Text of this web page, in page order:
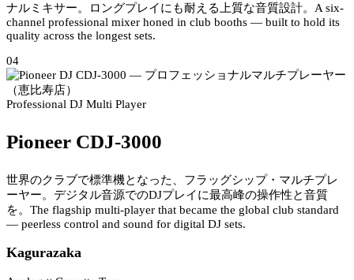
ナルミキサー。ロングプレイにも耐える上質な音質設計。 A six-
channel professional mixer honed in club booths — built to hold its
quality across the longest sets.
04
Professional DJ Multi Player
Pioneer CDJ-3000
世界のクラブで標準機となった、フラッグシップ・マルチプレ
ーヤー。デジタル音源でのDJプレイに最高峰の操作性と音質
を。 The flagship multi-player that became the global club standard
— peerless control and sound for digital DJ sets.
Kagurazaka